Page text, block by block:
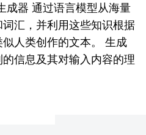
成器 通过语言模型从海量
汇，并利用这些知识根据
人类创作的文本。 生成
信息及其对输入内容的理